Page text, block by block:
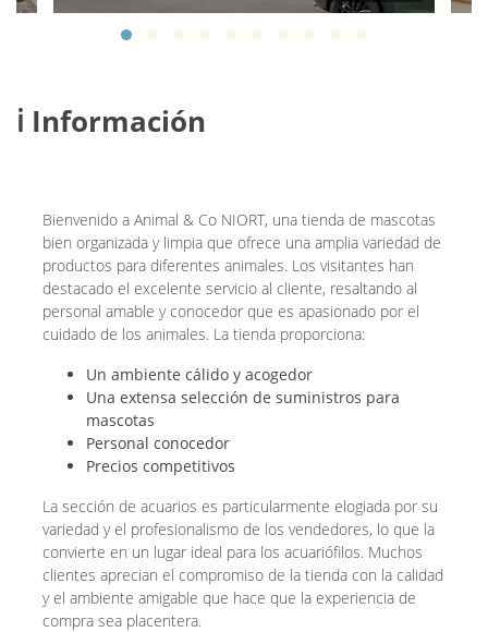
ℹ️ Información
Bienvenido a Animal & Co NIORT, una tienda de mascotas
bien organizada y limpia que ofrece una amplia variedad de
productos para diferentes animales. Los visitantes han
destacado el excelente servicio al cliente, resaltando al
personal amable y conocedor que es apasionado por el
cuidado de los animales. La tienda proporciona:
Un ambiente cálido y acogedor
Una extensa selección de suministros para
mascotas
Personal conocedor
Precios competitivos
La sección de acuarios es particularmente elogiada por su
variedad y el profesionalismo de los vendedores, lo que la
convierte en un lugar ideal para los acuariófilos. Muchos
clientes aprecian el compromiso de la tienda con la calidad
y el ambiente amigable que hace que la experiencia de
compra sea placentera.